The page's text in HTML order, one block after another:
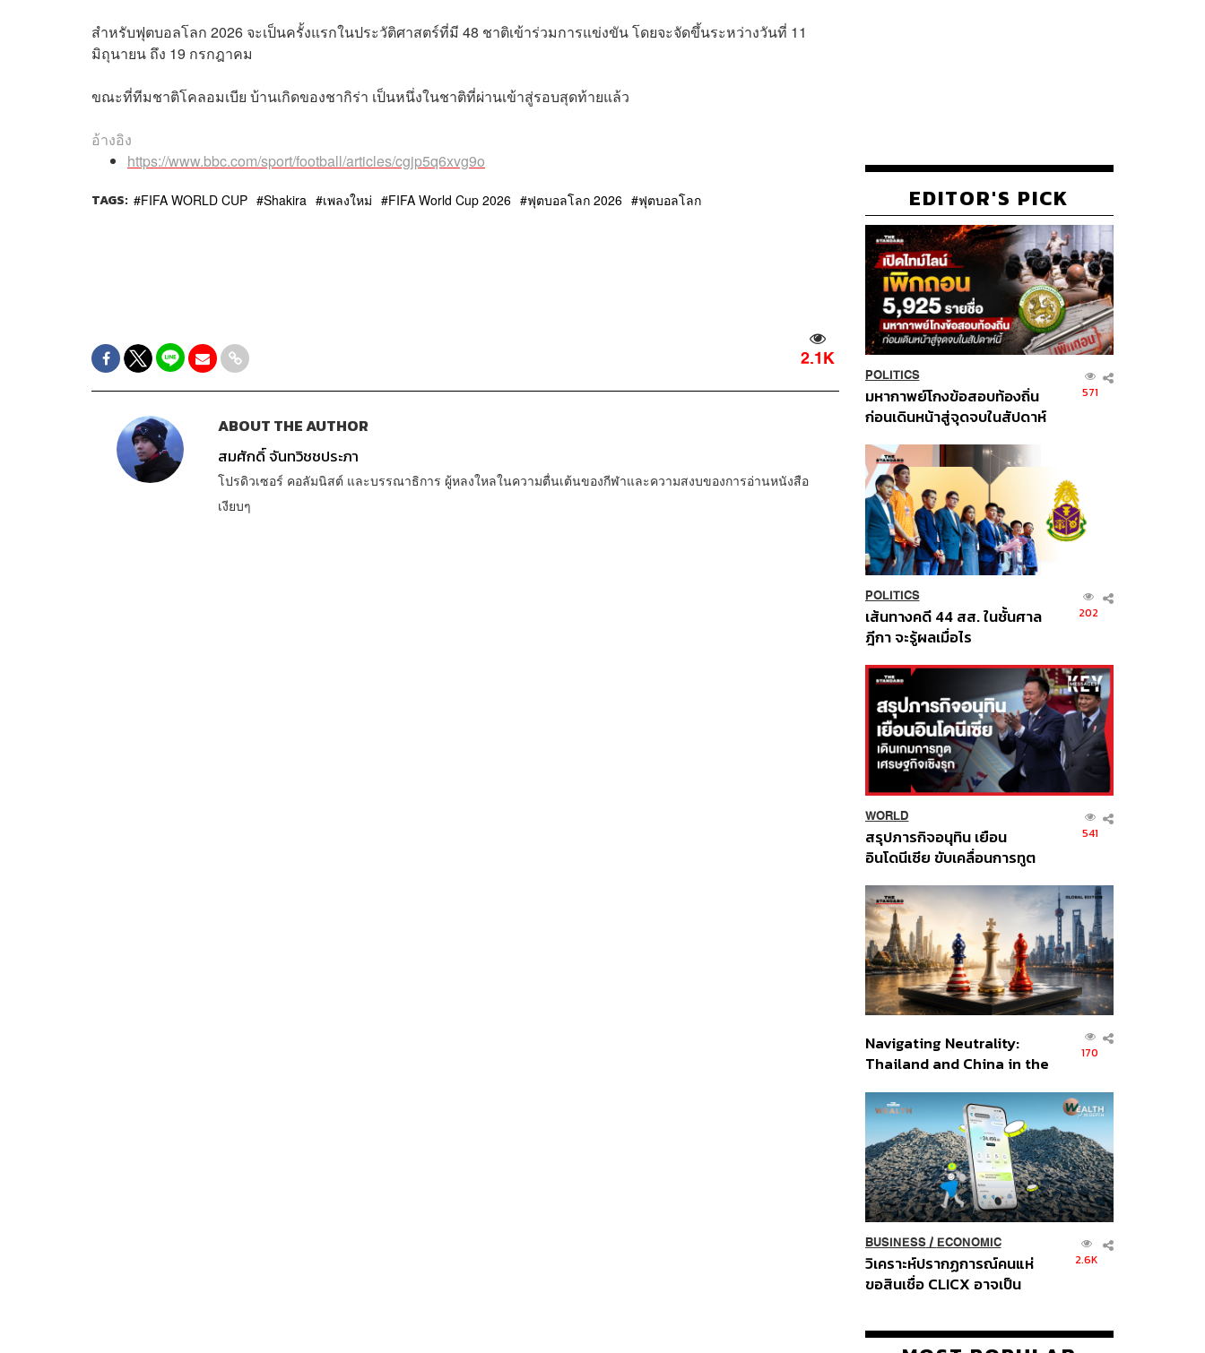
สำหรับฟุตบอลโลก 2026 จะเป็นครั้งแรกในประวัติศาสตร์ที่มี 48 ชาติเข้าร่วมการแข่งขัน โดยจะจัดขึ้นระหว่างวันที่ 11
มิถุนายน ถึง 19 กรกฎาคม
ขณะที่ทีมชาติโคลอมเบีย บ้านเกิดของชากิร่า เป็นหนึ่งในชาติที่ผ่านเข้าสู่รอบสุดท้ายแล้ว
อ้างอิง
https://www.bbc.com/sport/football/articles/cgjp5q6xvg9o
TAGS: FIFA WORLD CUP Shakira เพลงใหม่ FIFA World Cup 2026 ฟุตบอลโลก 2026 ฟุตบอลโลก
2.1K
ABOUT THE AUTHOR
สมศักดิ์ จันทวิชชประภา
โปรดิวเซอร์ คอลัมนิสต์ และบรรณาธิการ ผู้หลงใหลในความตื่นเต้นของกีฬาและความสงบของการอ่านหนังสือ
เงียบๆ
EDITOR'S PICK
POLITICS
มหากาพย์โกงข้อสอบท้องถิ่น
ก่อนเดินหน้าสู่จุดจบในสัปดาห์
571
POLITICS
เส้นทางคดี 44 สส. ในชั้นศาล
ฎีกา จะรู้ผลเมื่อไร
202
WORLD
สรุปภารกิจอนุทิน เยือน
อินโดนีเซีย ขับเคลื่อนการทูต
ส่วนยุทธศาสตร์ไทย –
อินโดนีเซีย
541
Navigating Neutrality:
Thailand and China in the
Order
170
BUSINESS/ ECONOMIC
วิเคราะห์ปรากฏการณ์คนแห่
ขอสินเชื่อ CLICX อาจเป็น
ปัญหาหนี้ครัวเรือนไทยที่ถูกซุก
2.6K